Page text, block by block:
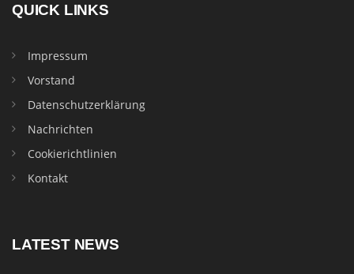
QUICK LINKS
Impressum
Vorstand
Datenschutzerklärung
Nachrichten
Cookierichtlinien
Kontakt
LATEST NEWS